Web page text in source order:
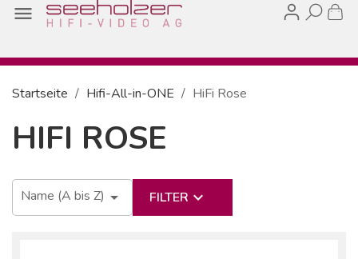

Startseite Hifi-All-in-ONE HiFi Rose
HIFI ROSE
Name (A bis Z)  FILTER keyboard_arrow_down